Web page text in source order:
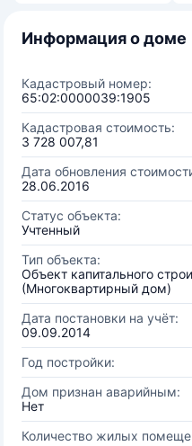
Информация о доме
Кадастровый номер:
65:02:0000039:1905
Кадастровая стоимость:
3 728 007,81
Дата обновления
28.06.2016
Статус объекта:
Учтенный
Тип объекта:
Объект капитального
(Многоквартирный дом)
Дата постановки на учёт:
09.09.2014
Год постройки:
Дом признан аварийным:
Нет
Количество жилых